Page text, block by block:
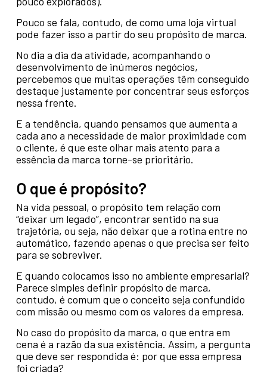
Pouco se fala, contudo, de como uma loja virtual
pode fazer isso a partir do seu propósito de marca.
No dia a dia da atividade, acompanhando o
desenvolvimento de inúmeros negócios,
percebemos que muitas operações têm conseguido
destaque justamente por concentrar seus esforços
nessa frente.
E a tendência, quando pensamos que aumenta a
cada ano a necessidade de maior proximidade com
o cliente, é que este olhar mais atento para a
essência da marca torne-se prioritário.
O que é propósito?
Na vida pessoal, o propósito tem relação com
“deixar um legado”, encontrar sentido na sua
trajetória, ou seja, não deixar que a rotina entre no
automático, fazendo apenas o que precisa ser feito
para se sobreviver.
E quando colocamos isso no ambiente empresarial?
Parece simples definir propósito de marca,
contudo, é comum que o conceito seja confundido
com missão ou mesmo com os valores da empresa.
No caso do propósito da marca, o que entra em
cena é a razão da sua existência. Assim, a pergunta
que deve ser respondida é: por que essa empresa
foi criada?